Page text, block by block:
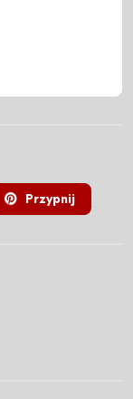
Przypnij